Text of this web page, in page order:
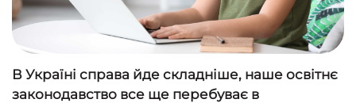
В Україні справа йде складніше, наше освітнє
законодавство все ще перебуває в